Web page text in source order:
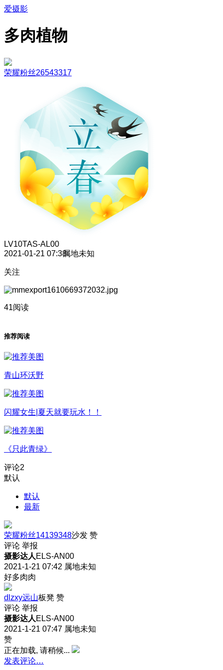
爱摄影
多肉植物
荣耀粉丝26543317
LV10TAS-AL00
2021-01-21 07:38属地未知
关注
41阅读
推荐阅读
青山环沃野
闪耀女生|夏天就要玩水！！
《只此青绿》
评论2
默认
默认
最新
荣耀粉丝14139348沙发 赞
评论 举报
摄影达人 ELS-AN00
2021-1-21 07:42 属地未知
好多肉肉
dlzxy远山板凳 赞
评论 举报
摄影达人 ELS-AN00
2021-1-21 07:47 属地未知
赞
正在加载, 请稍候...
发表评论…